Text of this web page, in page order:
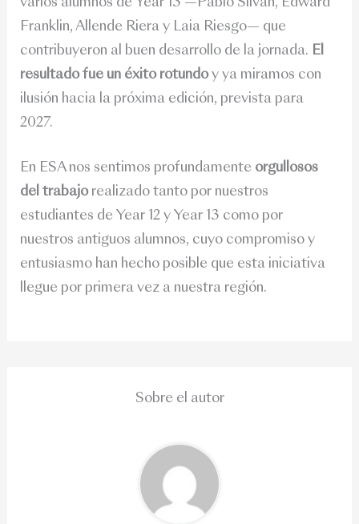
varios alumnos de Year 13 —Pablo Silván, Edward
Franklin, Allende Riera y Laia Riesgo— que
contribuyeron al buen desarrollo de la jornada. El
resultado fue un éxito rotundoy ya miramos con
ilusión hacia la próxima edición, prevista para
2027.
En ESA nos sentimos profundamente orgullosos
del trabajorealizado tanto por nuestros
estudiantes de Year 12 y Year 13 como por
nuestros antiguos alumnos, cuyo compromiso y
entusiasmo han hecho posible que esta iniciativa
llegue por primera vez a nuestra región.
Sobre el autor